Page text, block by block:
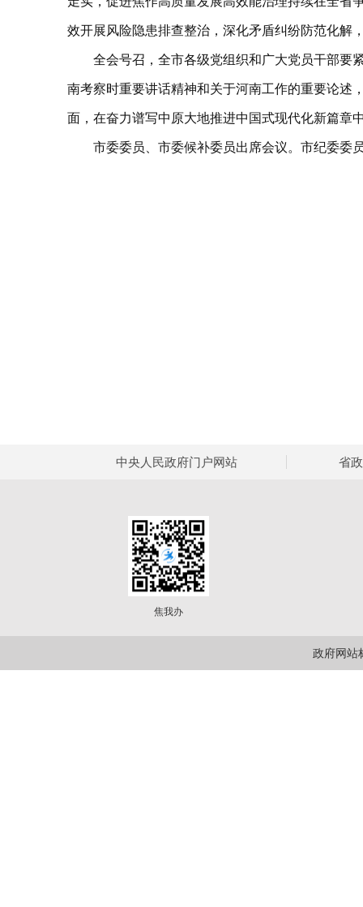
效开展风险隐患排查整治，深化矛盾纠纷防范化解
全会号召，全市各级党组织和广大党员干部要
南考察时重要讲话精神和关于河南工作的重要论述
面，在奋力谱写中原大地推进中国式现代化新篇章
市委委员、市委候补委员出席会议。市纪委委
中央人民政府门户网站 省
焦我办
政府网站